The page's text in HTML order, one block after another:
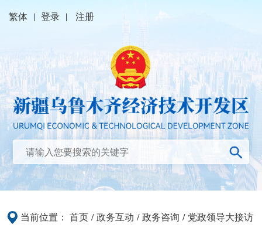
繁体 | 登录 | 注册
当前位置： 首页 /政务互动 /政务咨询 / 党政领导大接访